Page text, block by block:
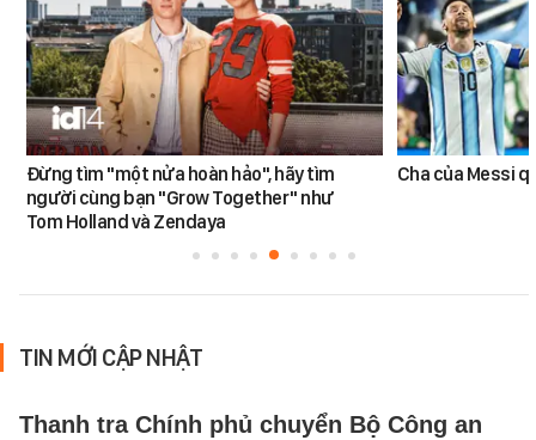
Đừng tìm "một nửa hoàn hảo", hãy tìm
người cùng bạn "Grow Together" như
Tom Holland và Zendaya
Cha của Messi
TIN MỚI CẬP NHẬT
Thanh tra Chính phủ chuyển Bộ Công an